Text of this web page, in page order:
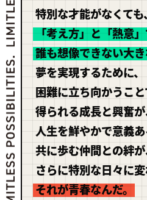
特別な才能がなくても、
「考え方」と「熱意
誰も想像できない大き
夢を実現するために、
困難に立ち向かうこと
得られる成長と興奮が
人生を鮮やかで意義あ
共に歩む仲間との絆が
さらに特別な日々に変
それが青春なんだ。